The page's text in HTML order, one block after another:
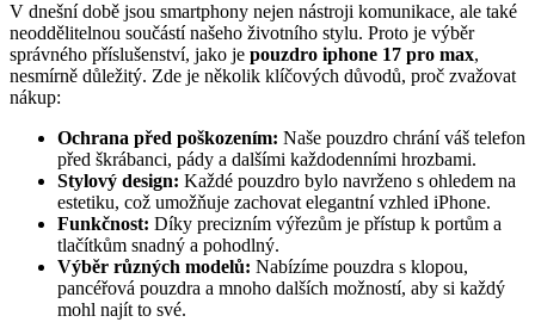
V dnešní době jsou smartphony nejen nástroji komunikace, ale také
neoddělitelnou součástí našeho životního stylu. Proto je výběr
správného příslušenství, jako je pouzdro iphone 17 pro max,
nesmírně důležitý. Zde je několik klíčových důvodů, proč zvažovat
nákup:
Ochrana před poškozením: Naše pouzdro chrání váš telefon
před škrábanci, pády a dalšími každodenními hrozbami.
Stylový design: Každé pouzdro bylo navrženo s ohledem na
estetiku, což umožňuje zachovat elegantní vzhled iPhone.
Funkčnost: Díky precizním výřezům je přístup k portům a
tlačítkům snadný a pohodlný.
Výběr různých modelů: Nabízíme pouzdra s klopou,
pancéřová pouzdra a mnoho dalších možností, aby si každý
mohl najít to své.